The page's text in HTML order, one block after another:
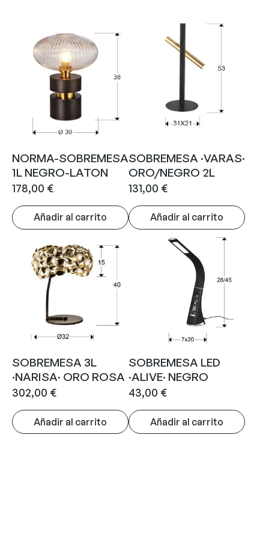
NORMA-SOBREMESA
1L NEGRO-LATON
178,00 €
Añadir al carrito
SOBREMESA ·VARAS·
ORO/NEGRO 2L
131,00 €
Añadir al carrito
SOBREMESA 3L
·NARISA· ORO ROSA
302,00 €
Añadir al carrito
SOBREMESA LED
·ALIVE· NEGRO
43,00 €
Añadir al carrito